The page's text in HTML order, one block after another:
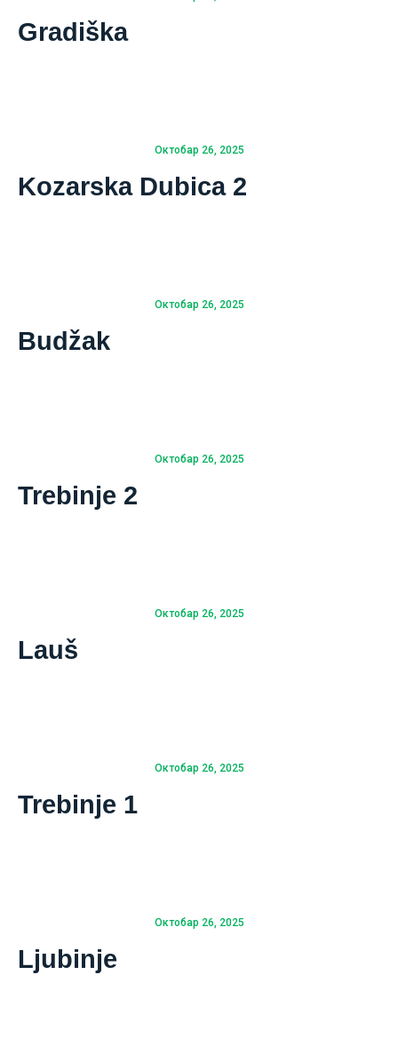
Gradiška
Октобар 26, 2025
Kozarska Dubica 2
Октобар 26, 2025
Budžak
Октобар 26, 2025
Trebinje 2
Октобар 26, 2025
Lauš
Октобар 26, 2025
Trebinje 1
Октобар 26, 2025
Ljubinje